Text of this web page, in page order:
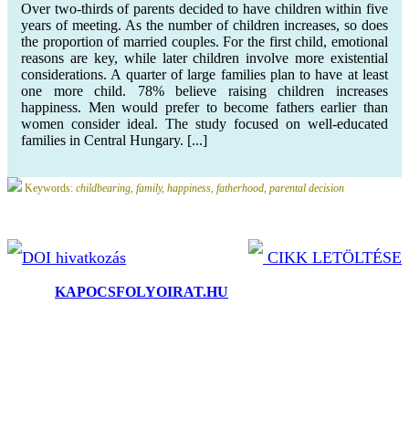
Over two-thirds of parents decided to have children within five
years of meeting. As the number of children increases, so does
the proportion of married couples. For the first child, emotional
reasons are key, while later children involve more existential
considerations. A quarter of large families plan to have at least
one more child. 78% believe raising children increases
happiness. Men would prefer to become fathers earlier than
women consider ideal. The study focused on well-educated
families in Central Hungary. [...]
Keywords: childbearing, family, happiness, fatherhood, parental decision
DOI hivatkozás CIKK LETÖLTÉSE
KAPOCSFOLYOIRAT.HU